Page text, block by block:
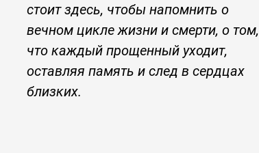
стоит здесь, чтобы напомнить о
вечном цикле жизни и смерти, о том,
что каждый прощенный уходит,
оставляя память и след в сердцах
близких.